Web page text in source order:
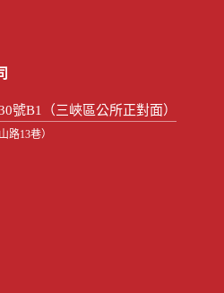
號B1（三峽區公所正對面）
路13巷）